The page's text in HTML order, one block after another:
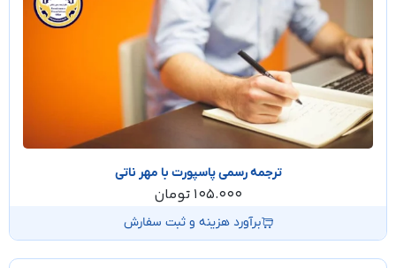
ترجمه رسمی پاسپورت با مهر ناتی
105.000 تومان
برآورد هزینه و ثبت سفارش